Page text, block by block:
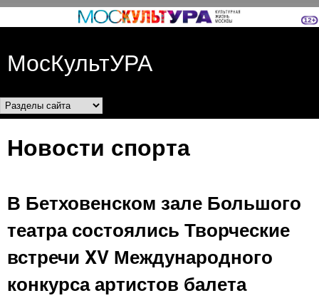
Перейти к основному
МосКультУРА
Разделы сайта
Новости спорта
В Бетховенском зале Большого
театра состоялись Творческие
встречи XV Международного
конкурса артистов балета